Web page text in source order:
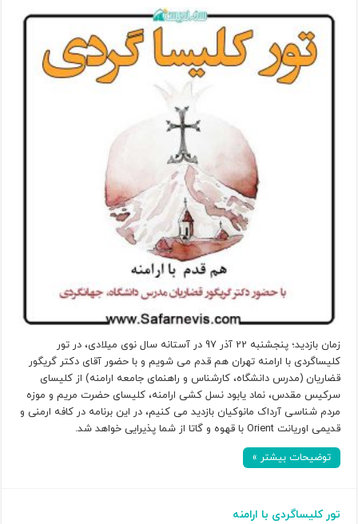
زمان بازدید؛ پنجشنبه 22 آذر 97 در آستانه سال نوی میلادی، در تور
کلیساگردی با ارامنه تهران هم قدم می شویم و با حضور آقای دکتر گریگور
قضاریان (مدرس دانشگاه، کارشناس و راهنمای جامعه ارامنه) از کلیسای
سرکیس مقدس، نماد یابود نسل کشی ارامنه، کلیسای حضرت مریم و موزه
مردم شناسی آرداک مانوکیان بازدید می کنیم، در این برنامه در کافه ارمنی و
قدیمی اوریانت Orient با قهوه و گاتا از شما پذیرایی خواهد شد.
توضیحات بیشتر »
تور کلیساگردی با ارامنه